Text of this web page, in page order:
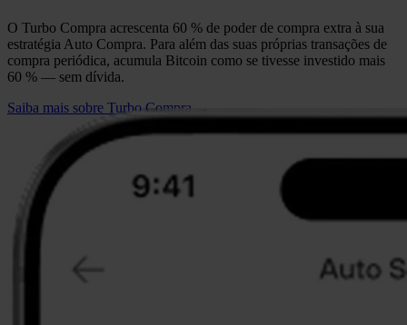
O Turbo Compra acrescenta 60 % de poder de compra extra à sua
estratégia Auto Compra. Para além das suas próprias transações de
compra periódica, acumula Bitcoin como se tivesse investido mais
60 % — sem dívida.
Saiba mais sobre Turbo Compra →